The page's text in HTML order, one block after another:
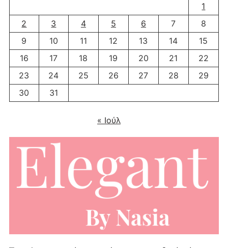
1
2
3 4 5 6 7
8
9
10 11 12 13 14
15
16
17 18 19 20 21
22
23
24 25 26 27 28
29
30
31
« Ιούλ